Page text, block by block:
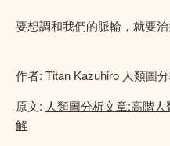
要想調和我們的脈輪，就要
作者: Titan Kazuhiro 人類圖
原文: 人類圖分析文章:高階
解